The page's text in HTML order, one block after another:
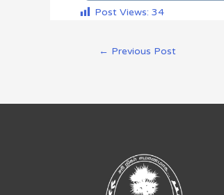
Post Views: 34
← Previous Post